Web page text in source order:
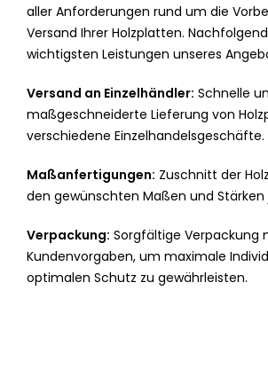
aller Anforderungen rund um die
Versand Ihrer Holzplatten.
wichtigsten Leistungen unseres
Versand an Einzelhändler: Schnelle
maßgeschneiderte Lieferung von
verschiedene Einzelhandelsgeschäfte.
Maßanfertigungen: Zuschnitt der
den gewünschten Maßen und Stärken
Verpackung: Sorgfältige Verpackung
Kundenvorgaben, um maximale
optimalen Schutz zu gewährleisten.